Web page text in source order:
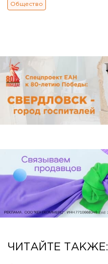
Общество
ЧИТАЙТЕ ТАКЖЕ: